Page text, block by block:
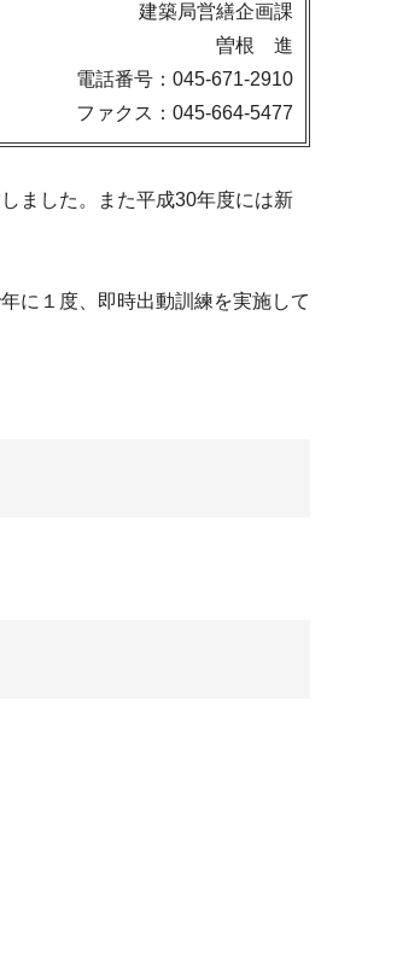
建築局営繕企画課
曽根 進
電話番号：045-671-2910
ファクス：045-664-5477
ました。また平成30年度には新
に１度、即時出動訓練を実施して